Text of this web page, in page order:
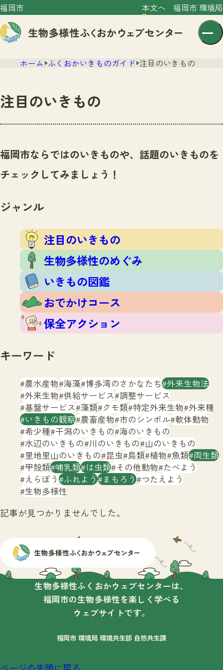
福岡市 本文へ 福岡市 環境局
文字サイズ 小 中 大
センター紹介
センター紹介TOP
サイトポリシー
ニュース
いきものガイド
注目のいきもの
生物多様性のめぐみ
いきもの図鑑
おでかけコース
保全アクション
イベント
いきもの調査隊
調査レポート
調査レポートTOP
調査結果
ふくおかいきものマップ
マッチング
マッチングTOP
掲載申し込みフォーム
お問合せ
生物多様性ふくおかウェブセンターとは
サイトマップ
ホーム ふくおかいきものガイド 注目のいきもの
注目のいきもの
福岡市ならではのいきものや、話題のいきものを
チェックしてみましょう！
ジャンル
注目のいきもの
生物多様性のめぐみ
いきもの図鑑
おでかけコース
保全アクション
キーワード
農水産物 海藻 博多湾のさかなたち 外来生物法
外来生物 供給サービス 調整サービス
基盤サービス 藻類 クモ類 特定外来生物 外来種
いきもの観察 農畜産物 市のシンボル 軟体動物
希少種 干潟のいきもの 海のいきもの
水辺のいきもの 川のいきもの 山のいきもの
里地里山のいきもの 昆虫 鳥類 植物 魚類 両生類
甲殻類 哺乳類 は虫類 その他動物 たべよう
えらぼう ふれよう まもろう つたえよう
生物多様性
記事が見つかりませんでした。
生物多様性ふくおかウェブセンターは、
福岡市の生物多様性を楽しく学べる
ウェブサイトです。
福岡市 環境局 環境共生部 自然共生課